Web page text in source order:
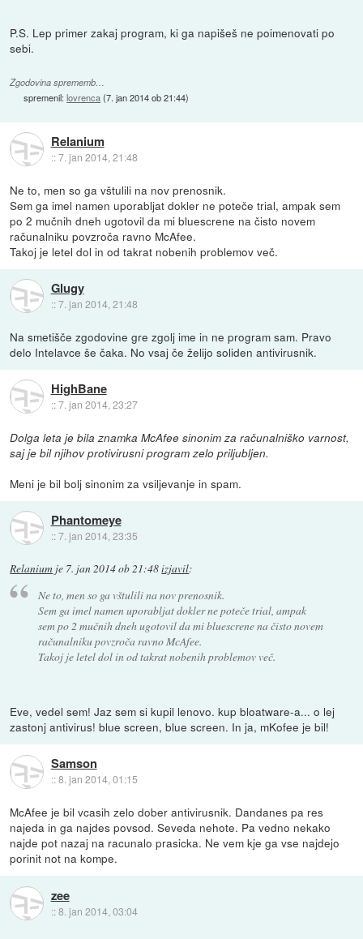
P.S. Lep primer zakaj program, ki ga napišeš ne poimenovati po
sebi.
Zgodovina sprememb…
spremenil:lovrenca(7. jan 2014 ob 21:44)
Relanium
::7. jan 2014, 21:48
Ne to, men so ga vštulili na nov prenosnik.
Sem ga imel namen uporabljat dokler ne poteče trial, ampak sem
po 2 mučnih dneh ugotovil da mi bluescrene na čisto novem
računalniku povzroča ravno McAfee.
Takoj je letel dol in od takrat nobenih problemov več.
Glugy
::7. jan 2014, 21:48
Na smetišče zgodovine gre zgolj ime in ne program sam. Pravo
delo Intelavce še čaka. No vsaj če želijo soliden antivirusnik.
HighBane
::7. jan 2014, 23:27
Dolga leta je bila znamka McAfee sinonim za računalniško varnost,
saj je bil njihov protivirusni program zelo priljubljen.
Meni je bil bolj sinonim za vsiljevanje in spam.
Phantomeye
::7. jan 2014, 23:35
Relanium je 7. jan 2014 ob 21:48izjavil:
Ne to, men so ga vštulili na nov prenosnik.
Sem ga imel namen uporabljat dokler ne poteče trial, ampak
sem po 2 mučnih dneh ugotovil da mi bluescrene na čisto novem
računalniku povzroča ravno McAfee.
Takoj je letel dol in od takrat nobenih problemov več.
Eve, vedel sem! Jaz sem si kupil lenovo. kup bloatware-a... o lej
zastonj antivirus! blue screen, blue screen. In ja, mKofee je bil!
Samson
::8. jan 2014, 01:15
McAfee je bil vcasih zelo dober antivirusnik. Dandanes pa res
najeda in ga najdes povsod. Seveda nehote. Pa vedno nekako
najde pot nazaj na racunalo prasicka. Ne vem kje ga vse najdejo
porinit not na kompe.
zee
::8. jan 2014, 03:04